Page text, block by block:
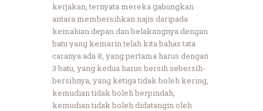
kerjakan, ternyata mereka gabungkan
antara membersihkan najis daripada
kemaluan depan dan belakangnya dengan
batu yang kemarin telah kita bahas tata
caranya ada 8, yang pertama harus dengan
3 batu, yang kedua harus bersih sebersih-
bersihnya, yang ketiga tidak boleh kering,
kemudian tidak boleh berpindah,
kemudian tidak boleh didatangin oleh